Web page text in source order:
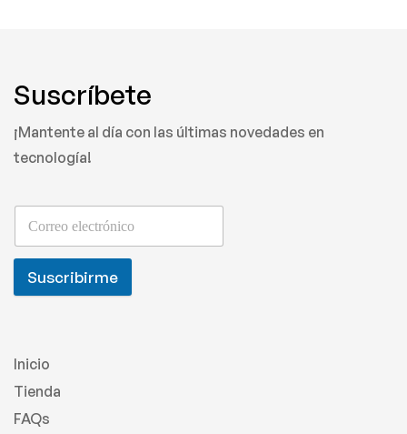
Suscríbete
¡Mantente al día con las últimas novedades en
tecnología!
Suscribirme
Inicio
Tienda
FAQs